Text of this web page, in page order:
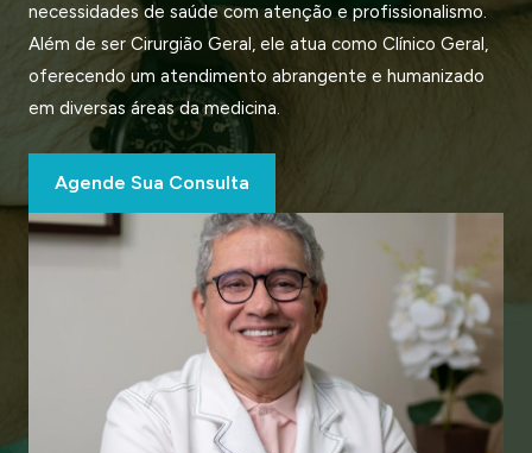
necessidades de saúde com atenção e profissionalismo.
Além de ser Cirurgião Geral, ele atua como Clínico Geral,
oferecendo um atendimento abrangente e humanizado
em diversas áreas da medicina.
Agende Sua Consulta